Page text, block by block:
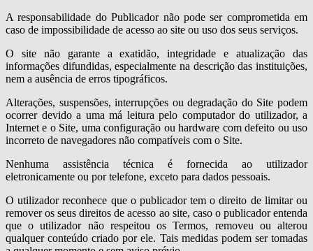
A responsabilidade do Publicador não pode ser comprometida em
caso de impossibilidade de acesso ao site ou uso dos seus serviços.
O site não garante a exatidão, integridade e atualização das
informações difundidas, especialmente na descrição das instituições,
nem a ausência de erros tipográficos.
Alterações, suspensões, interrupções ou degradação do Site podem
ocorrer devido a uma má leitura pelo computador do utilizador, a
Internet e o Site, uma configuração ou hardware com defeito ou uso
incorreto de navegadores não compatíveis com o Site.
Nenhuma assistência técnica é fornecida ao utilizador
eletronicamente ou por telefone, exceto para dados pessoais.
O utilizador reconhece que o publicador tem o direito de limitar ou
remover os seus direitos de acesso ao site, caso o publicador entenda
que o utilizador não respeitou os Termos, removeu ou alterou
qualquer conteúdo criado por ele. Tais medidas podem ser tomadas